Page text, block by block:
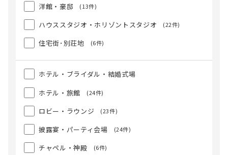
洋館・豪邸 (13件)
ハウススタジオ・ホリゾントスタジオ (22件)
住宅街･別荘地 (6件)
ホテル・ブライダル・結婚式場
ホテル・旅館
(24件)
ロビー・ラウンジ (23件)
披露宴・パーティ会場 (24件)
チャペル・神殿 (6件)